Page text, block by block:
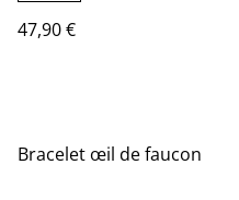
47,90 €
Bracelet œil de faucon